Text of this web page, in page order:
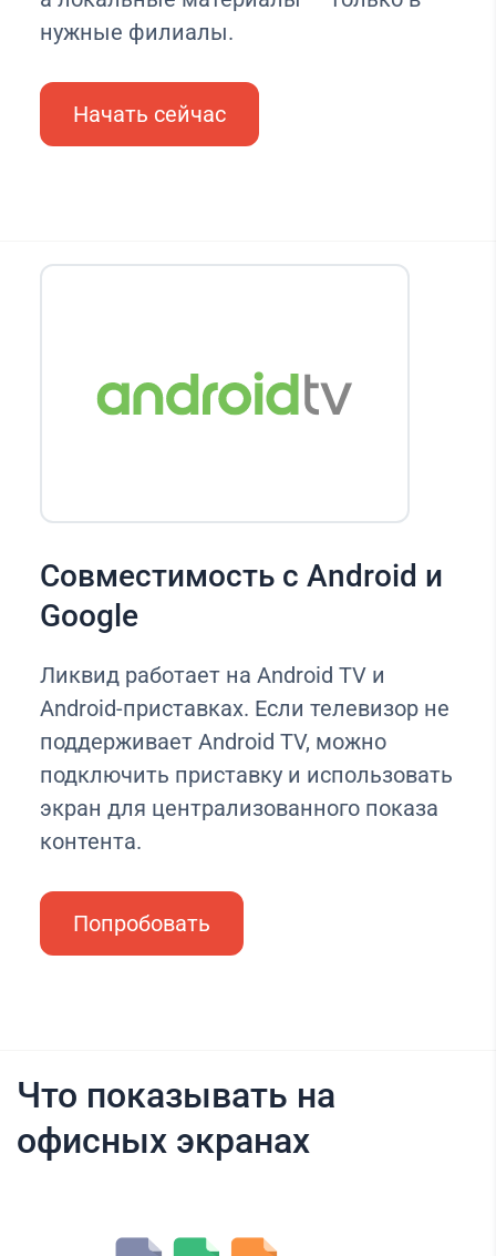
нужные филиалы.
Начать сейчас
Совместимость с Android и
Google
Ликвид работает на Android TV и
Android-приставках. Если телевизор не
поддерживает Android TV, можно
подключить приставку и использовать
экран для централизованного показа
контента.
Попробовать
Что показывать на
офисных экранах